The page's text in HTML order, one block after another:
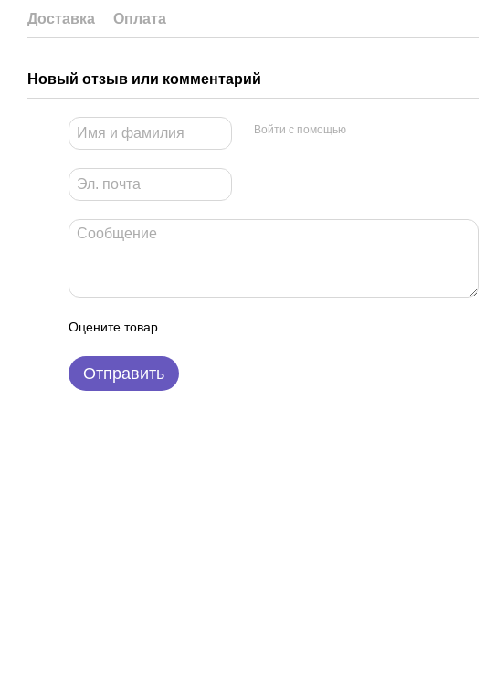
Доставка Оплата
Новый отзыв или комментарий
Войти с помощью
Оцените товар
Отправить